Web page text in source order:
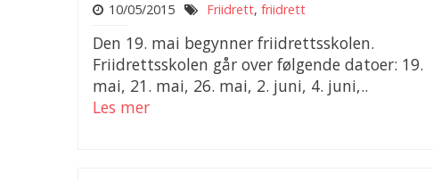
10/05/2015 Friidrett, friidrett
Den 19. mai begynner friidrettsskolen.
Friidrettsskolen går over følgende datoer: 19.
mai, 21. mai, 26. mai, 2. juni, 4. juni,..
Les mer